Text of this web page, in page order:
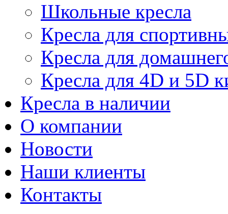
Школьные кресла
Кресла для
Кресла для
Кресла для 4D и 5D
Кресла в наличии
О компании
Новости
Наши клиенты
Контакты